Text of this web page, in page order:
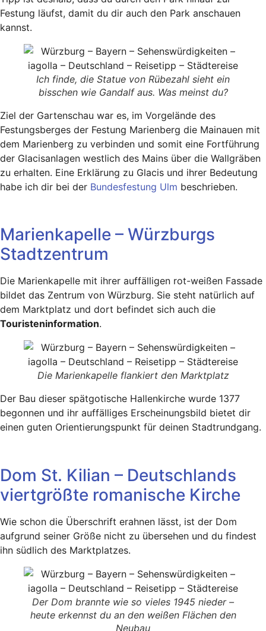
Festung läufst, damit du dir auch den Park anschauen
kannst.
Ich finde, die Statue von Rübezahl sieht ein
bisschen wie Gandalf aus. Was meinst du?
Ziel der Gartenschau war es, im Vorgelände des
Festungsberges der Festung Marienberg die Mainauen mit
dem Marienberg zu verbinden und somit eine Fortführung
der Glacisanlagen westlich des Mains über die Wallgräben
zu erhalten. Eine Erklärung zu Glacis und ihrer Bedeutung
habe ich dir bei der Bundesfestung Ulm beschrieben.
Marienkapelle – Würzburgs
Stadtzentrum
Die Marienkapelle mit ihrer auffälligen rot-weißen Fassade
bildet das Zentrum von Würzburg. Sie steht natürlich auf
dem Marktplatz und dort befindet sich auch die
Touristeninformation.
Die Marienkapelle flankiert den Marktplatz
Der Bau dieser spätgotische Hallenkirche wurde 1377
begonnen und ihr auffälliges Erscheinungsbild bietet dir
einen guten Orientierungspunkt für deinen Stadtrundgang.
Dom St. Kilian – Deutschlands
viertgrößte romanische Kirche
Wie schon die Überschrift erahnen lässt, ist der Dom
aufgrund seiner Größe nicht zu übersehen und du findest
ihn südlich des Marktplatzes.
Der Dom brannte wie so vieles 1945 nieder –
heute erkennst du an den weißen Flächen den
Neubau